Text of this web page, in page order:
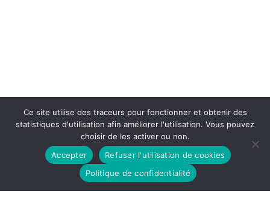
Ce site utilise des traceurs pour fonctionner et obtenir des
statistiques d'utilisation afin améliorer l'utilisation. Vous pouvez
choisir de les activer ou non.
Accepter
Refuser l'utilisation de cookies
Politique de confidentialité